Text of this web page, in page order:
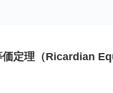
価定理（Ricardian